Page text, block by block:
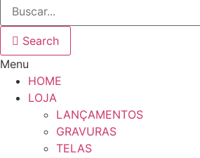
Search
Menu
HOME
LOJA
LANÇAMENTOS
GRAVURAS
TELAS